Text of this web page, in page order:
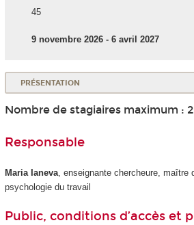
45
9 novembre 2026 - 6 avril 2027
PRÉSENTATION
Nombre de stagiaires maximum :
Responsable
Maria Ianeva, enseignante chercheure, maître
psychologie du travail
Public, conditions d’accès et